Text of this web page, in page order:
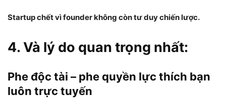
Startup chết vì founder không còn tư duy chiến lược.
4. Và lý do quan trọng nhất:
Phe độc tài – phe quyền lực thích bạn
luôn trực tuyến